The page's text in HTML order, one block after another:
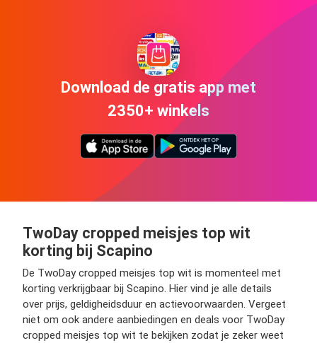
Download de gratis app met
2350+ winkels
TwoDay cropped meisjes top wit
korting bij Scapino
De TwoDay cropped meisjes top wit is momenteel met
korting verkrijgbaar bij Scapino. Hier vind je alle details
over prijs, geldigheidsduur en actievoorwaarden. Vergeet
niet om ook andere aanbiedingen en deals voor TwoDay
cropped meisjes top wit te bekijken zodat je zeker weet